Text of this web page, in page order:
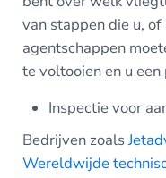
van stappen die u,
agentschappen
te voltooien en u
Inspectie voor
Bedrijven zoals
Wereldwijde